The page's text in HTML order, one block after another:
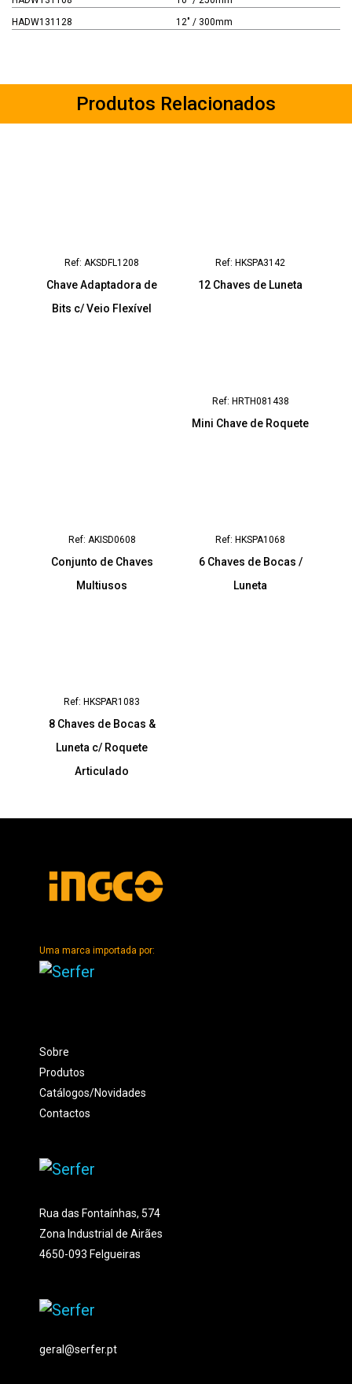
HADW131128
12" / 300mm
Produtos Relacionados
Ref: AKSDFL1208
Chave Adaptadora de
Bits c/ Veio Flexível
Ref: HKSPA3142
12 Chaves de Luneta
Ref: HRTH081438
Mini Chave de Roquete
Ref: AKISD0608
Conjunto de Chaves
Multiusos
Ref: HKSPA1068
6 Chaves de Bocas /
Luneta
Ref: HKSPAR1083
8 Chaves de Bocas &
Luneta c/ Roquete
Articulado
Uma marca importada por:
Sobre
Produtos
Catálogos/Novidades
Contactos
Rua das Fontaínhas, 574
Zona Industrial de Airães
4650-093 Felgueiras
geral@serfer.pt